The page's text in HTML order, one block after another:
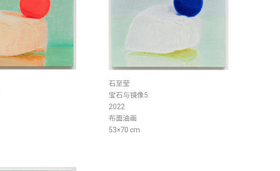
石至莹
宝石与镜像5
2022
布面油画
53×70 cm